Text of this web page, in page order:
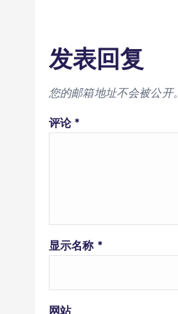
发表回复
您的邮箱地址不会被公开。
评论*
显示名称 *
网站